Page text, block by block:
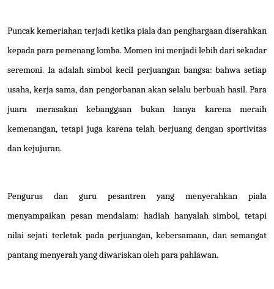
Puncak kemeriahan terjadi ketika piala dan penghargaan diserahkan
kepada para pemenang lomba. Momen ini menjadi lebih dari sekadar
seremoni. Ia adalah simbol kecil perjuangan bangsa: bahwa setiap
usaha, kerja sama, dan pengorbanan akan selalu berbuah hasil. Para
juara merasakan kebanggaan bukan hanya karena meraih
kemenangan, tetapi juga karena telah berjuang dengan sportivitas
dan kejujuran.
Pengurus dan guru pesantren yang menyerahkan piala
menyampaikan pesan mendalam: hadiah hanyalah simbol, tetapi
nilai sejati terletak pada perjuangan, kebersamaan, dan semangat
pantang menyerah yang diwariskan oleh para pahlawan.